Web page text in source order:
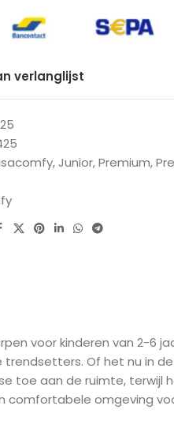
verlanglijst
,Junior,Premium,
voor kinderen van 2-6
Of het nu in
toe aan de ruimte,
omgeving